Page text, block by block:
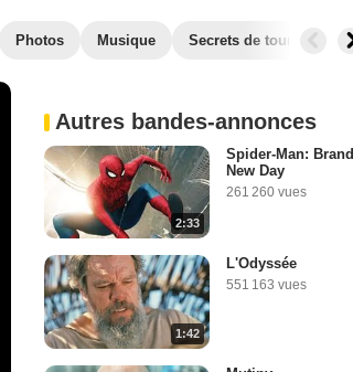
Photos Musique Secrets de tournage
Autres bandes-annonces
2:33
Spider-Man: Brand
New Day
261 260 vues
1:42
L'Odyssée
551 163 vues